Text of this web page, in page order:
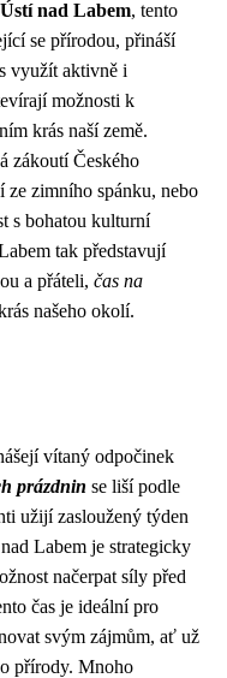
nad Labem, tento
se přírodou, přináší
využít aktivně i
možnosti k
krás naší země.
zákoutí Českého
ze zimního spánku, nebo
s bohatou kulturní
tak představují
a přáteli, čas na
našeho okolí.
vítaný odpočinek
prázdnin se liší podle
užijí zasloužený týden
Labem je strategicky
načerpat síly před
čas je ideální pro
svým zájmům, ať už
přírody. Mnoho